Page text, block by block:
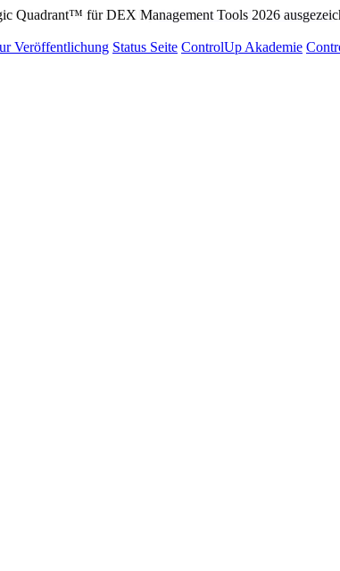
Quadrant™ für DEX Management Tools 2026
KI-Suite von ControlUpSehen Sie sich das Webinar an
Veröffentlichung Status Seite ControlUp Akademie